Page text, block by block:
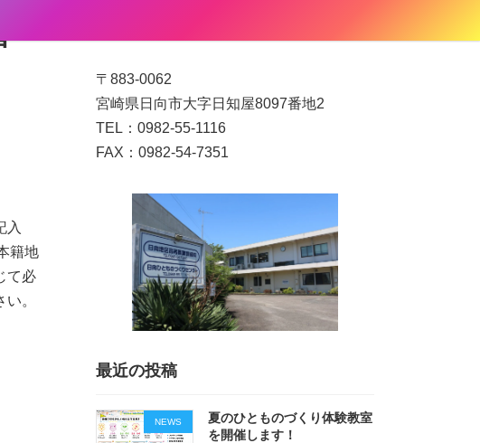
入
籍地
て必
。
〒883-0062
宮崎県日向市大字日知屋8097番地2
TEL：0982-55-1116
FAX：0982-54-7351
最近の投稿
NEWS
夏のひとものづくり体験教室
を開催します！